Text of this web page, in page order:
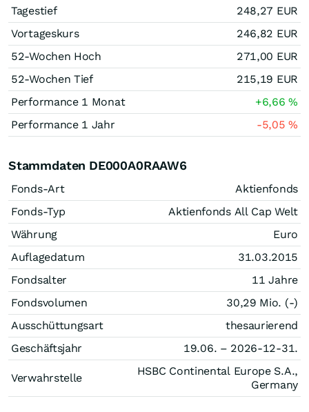
Tagestief 248,27 EUR
Vortageskurs
246,82 EUR
52-Wochen Hoch
271,00 EUR
52-Wochen Tief
215,19 EUR
Performance 1 Monat
+6,66%
Performance 1 Jahr
-5,05%
Stammdaten DE000A0RAAW6
Fonds-Art
Aktienfonds
Fonds-Typ
Aktienfonds All Cap Welt
Währung
Euro
Auflagedatum
31.03.2015
Fondsalter
11 Jahre
Fondsvolumen
30,29 Mio. (-)
Ausschüttungsart
thesaurierend
Geschäftsjahr
19.06. – 2026-12-31.
Verwahrstelle
HSBC Continental Europe S.A.,
Germany